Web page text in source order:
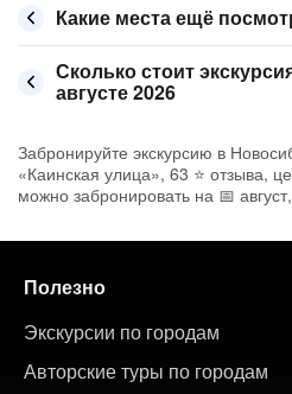
Какие места ещё
Сколько стоит
августе 2026
Забронируйте экскурсию в
«Каинская улица», 63 ⭐ отзыва,
можно забронировать на 📅
Полезно
Экскурсии по городам
Авторские туры по городам